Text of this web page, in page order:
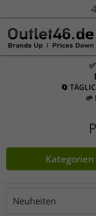
🔄
🌱
Kategorien
Neuheiten